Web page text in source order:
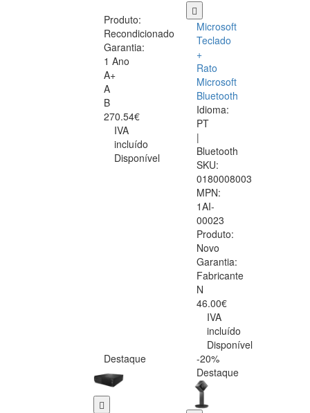
Produto:
Recondicionado
Garantia:
1 Ano
A+
A
B
270.54€
IVA
incluído
Disponível
Microsoft
Teclado
+
Rato
Microsoft
Bluetooth
Idioma:
PT
|
Bluetooth
SKU:
0180008003
MPN:
1AI-
00023
Produto:
Novo
Garantia:
Fabricante
N
46.00€
IVA
incluído
Disponível
Destaque
-20%
Destaque